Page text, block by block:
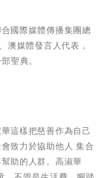
國際媒體傳播集團總
澳媒體發言人代表，
聖典。
這樣把慈善作為自己
致力於協助他人 集合
助的人群。高淑華